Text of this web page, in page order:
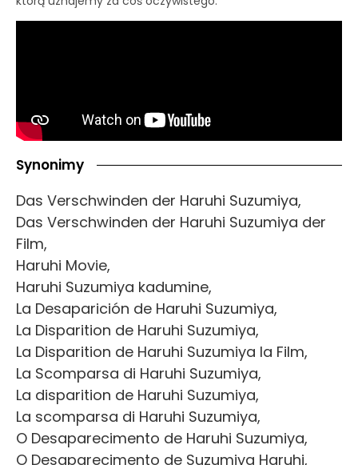
Synonimy
Das Verschwinden der Haruhi Suzumiya,
Das Verschwinden der Haruhi Suzumiya der
Film,
Haruhi Movie,
Haruhi Suzumiya kadumine,
La Desaparición de Haruhi Suzumiya,
La Disparition de Haruhi Suzumiya,
La Disparition de Haruhi Suzumiya la Film,
La Scomparsa di Haruhi Suzumiya,
La disparition de Haruhi Suzumiya,
La scomparsa di Haruhi Suzumiya,
O Desaparecimento de Haruhi Suzumiya,
O Desaparecimento de Suzumiya Haruhi,